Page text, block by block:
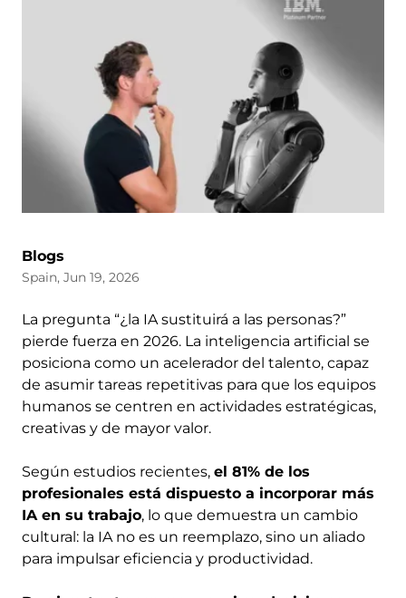
Blogs
Spain, Jun 19, 2026
La pregunta “¿la IA sustituirá a las personas?”
pierde fuerza en 2026. La inteligencia artificial se
posiciona como un acelerador del talento, capaz
de asumir tareas repetitivas para que los equipos
humanos se centren en actividades estratégicas,
creativas y de mayor valor.
Según estudios recientes, el 81% de los
profesionales está dispuesto a incorporar más
IA en su trabajo, lo que demuestra un cambio
cultural: la IA no es un reemplazo, sino un aliado
para impulsar eficiencia y productividad.